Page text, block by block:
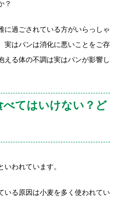
？
に過ごされている方がいらっしゃ
実はパンは消化に悪いことをご存
える体の不調は実はパンが影響し
べてはいけない？ど
われています。
いる原因は小麦を多く使われてい